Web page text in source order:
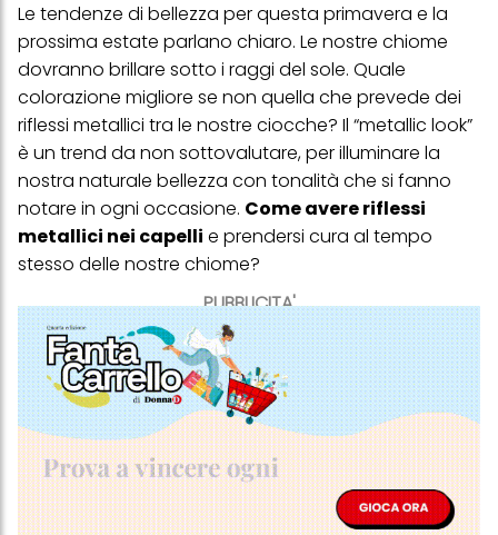
PUBBLICITA'
Le tendenze di bellezza per questa primavera e la
prossima estate parlano chiaro. Le nostre chiome
dovranno brillare sotto i raggi del sole. Quale
colorazione migliore se non quella che prevede dei
riflessi metallici tra le nostre ciocche? Il “metallic look”
è un trend da non sottovalutare, per illuminare la
nostra naturale bellezza con tonalità che si fanno
notare in ogni occasione. Come avere riflessi
metallici nei capelli e prendersi cura al tempo
stesso delle nostre chiome?